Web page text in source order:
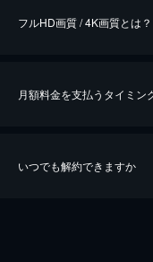
※40％ポイント還元の対象は、
iOSアプリのUコイン決済によ
フルHD画質 / 4K画質とは？
月額料金を支払うタイミン
いつでも解約できますか